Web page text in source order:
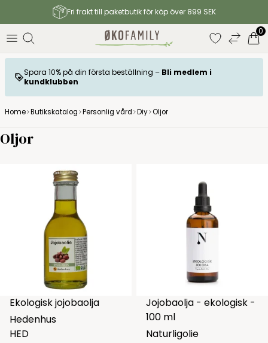
Fri frakt till paketbutik för köp över 899 SEK
0
Spara 10% på din första beställning – Bli medlem i
kundklubben
Home Butikskatalog Personlig vård Diy Oljor
Oljor
Ekologisk jojobaolja
Hedenhus
HED
Jojobaolja - ekologisk -
100 ml
Naturligolie